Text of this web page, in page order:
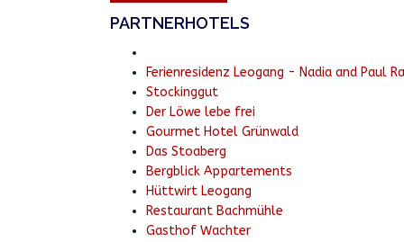
PARTNERHOTELS
Ferienresidenz Leogang - Nadia and Paul
Stockinggut
Der Löwe lebe frei
Gourmet Hotel Grünwald
Das Stoaberg
Bergblick Appartements
Hüttwirt Leogang
Restaurant Bachmühle
Gasthof Wachter